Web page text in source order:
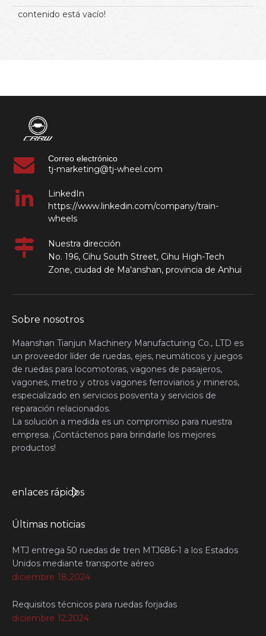
contenido está vacío!
Correo electrónico
tj-marketing@tj-wheel.com
LinkedIn
https://www.linkedin.com/company/train-
wheels
Nuestra dirección
No. 196, Cihu South Street, Cihu High-Tech
Zone, ciudad de Ma'anshan, provincia de Anhui
Sobre nosotros
Maanshan Tianjun Machinery Manufacturing Co., LTD es
un proveedor líder de ruedas, ejes, neumáticos y juegos
de ruedas para locomotoras, vagones de pasajeros,
vagones, metro y otros vagones ferroviarios y mineros,
especializado en servicios posventa y servicios de
reparación relacionados.
La solución a medida es un compromiso para nuestra
empresa. ¡Contáctenos para brindarle los mejores
productos!
enlaces rápidos
Últimas noticias
MTJ entrega 50 ruedas de tren MTJ686-1 a los Estados
Unidos mediante transporte aéreo
diciembre 18,2024
Requisitos técnicos para ruedas forjadas
diciembre 12,2024